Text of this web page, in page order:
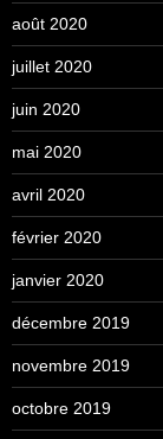
août 2020
juillet 2020
juin 2020
mai 2020
avril 2020
février 2020
janvier 2020
décembre 2019
novembre 2019
octobre 2019